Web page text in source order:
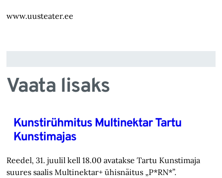
www.uusteater.ee
Vaata lisaks
Kunstirühmitus Multinektar Tartu
Kunstimajas
Reedel, 31. juulil kell 18.00 avatakse Tartu Kunstimaja
suures saalis Multinektar+ ühisnäitus „P*RN*”.